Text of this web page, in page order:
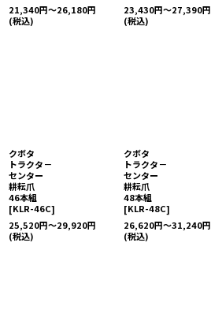
21,340円～26,180円
(税込)
23,430円～27,390円
(税込)
クボタ
トラクタ－
センター
耕耘爪
46本組
[KLR-46C]
25,520円～29,920円
(税込)
クボタ
トラクタ－
センター
耕耘爪
48本組
[KLR-48C]
26,620円～31,240円
(税込)